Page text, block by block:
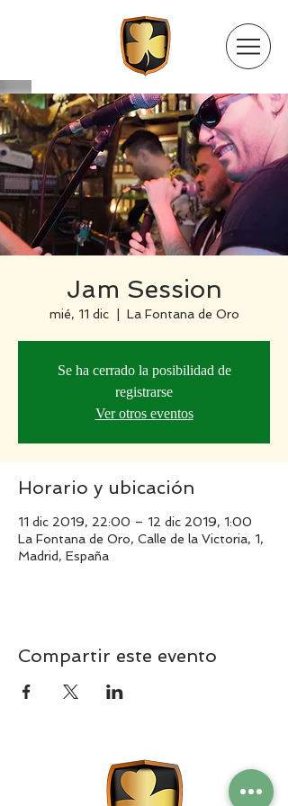
Jam Session
mié, 11 dic
  |
La Fontana de Oro
Se ha cerrado la posibilidad de
registrarse
Ver otros eventos
Horario y ubicación
11 dic 2019, 22:00 – 12 dic 2019, 1:00
La Fontana de Oro, Calle de la Victoria, 1,
Madrid, España
Compartir este evento